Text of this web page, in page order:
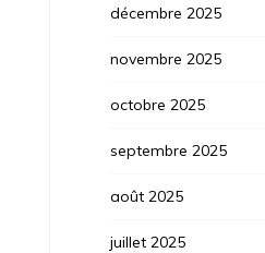
décembre 2025
novembre 2025
octobre 2025
septembre 2025
août 2025
juillet 2025